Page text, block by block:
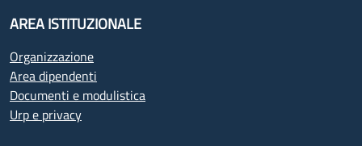
AREA ISTITUZIONALE
Organizzazione
Area dipendenti
Documenti e modulistica
Urp e privacy